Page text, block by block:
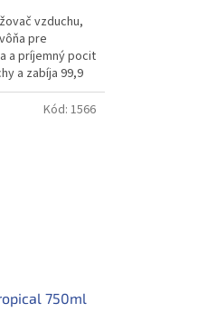
vzduchu,
pre
a príjemný pocit
a zabíja 99,9
750ml
Kód: 1566